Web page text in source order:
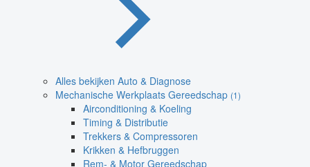
Alles bekijken Auto & Diagnose
Mechanische Werkplaats Gereedschap (1)
Airconditioning & Koeling
Timing & Distributie
Trekkers & Compressoren
Krikken & Hefbruggen
Rem- & Motor Gereedschap